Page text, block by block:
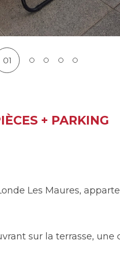
01
+ PARKING
Les Maures,
sur la terrasse,